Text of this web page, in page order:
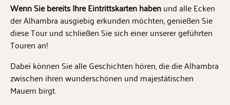
Wenn Sie bereits Ihre Eintrittskarten habenund alle Ecken
der Alhambra ausgiebig erkunden möchten, genießen Sie
diese Tour und schließen Sie sich einer unserer geführten
Touren an!
Dabei können Sie alle Geschichten hören, die die Alhambra
zwischen ihren wunderschönen und majestätischen
Mauern birgt.